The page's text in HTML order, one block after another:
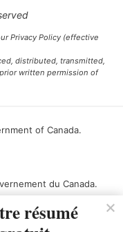
Privacy Policy (effective
distributed, transmitted,
written permission of
of Canada.
du Canada.
résumé